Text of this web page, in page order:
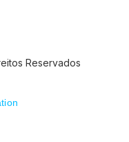
Reservados